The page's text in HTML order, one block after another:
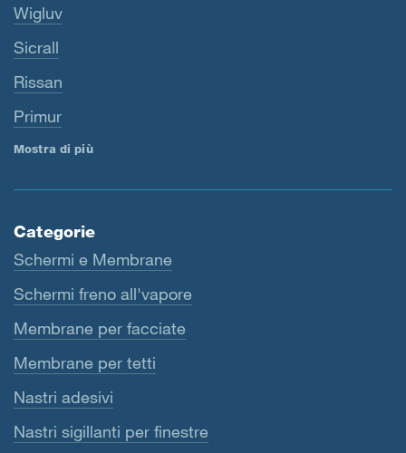
Wigluv
Sicrall
Rissan
Primur
Mostra di più
Categorie
Schermi e Membrane
Schermi freno all'vapore
Membrane per facciate
Membrane per tetti
Nastri adesivi
Nastri sigillanti per finestre